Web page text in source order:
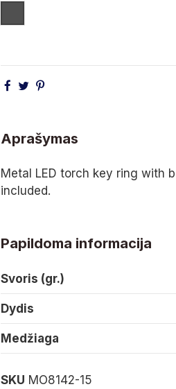
Aprašymas
Metal LED torch key ring with
included.
Papildoma informacija
Svoris (gr.)
Dydis
Medžiaga
SKU MO8142-15